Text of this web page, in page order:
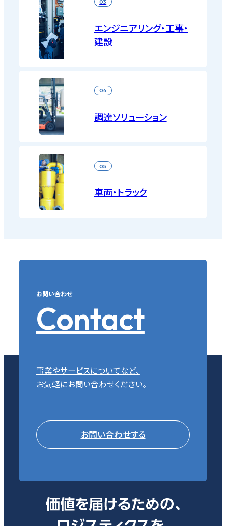
03
エンジニアリング・工事・
建設
04
調達ソリューション
05
車両・トラック
お問い合わせ
Contact
事業やサービスについてなど、
お気軽にお問い合わせください。
お問い合わせする